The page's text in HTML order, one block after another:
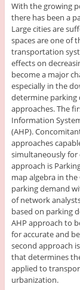
With the growing
there has been a
Large cities are
spaces are one of
transportation
effects on
become a major
especially in the
determine
approaches. The
Information
(AHP).
approaches
simultaneously for
approach is
map algebra in
parking demand
of network
based on parking
AHP approach to
for accurate and
second approach
that determines
applied to
urbanization.